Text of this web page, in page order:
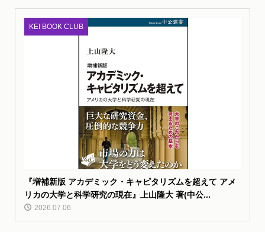
KEI BOOK CLUB
『増補新版 アカデミック・キャピタリズムを超えて アメ
リカの大学と科学研究の現在』上山隆大 著(中公...
2026.07.06